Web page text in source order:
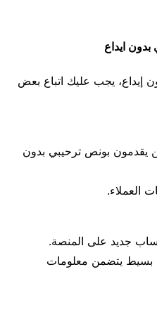
ايداع
إيداع، يجب عليك اتباع بعض
يقدمون بونص ترحيبي بدون
العملاء.
جديد على المنصة.
بسيط يتضمن معلومات